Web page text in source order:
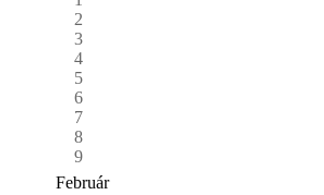
2
3
4
5
6
7
8
9
Február